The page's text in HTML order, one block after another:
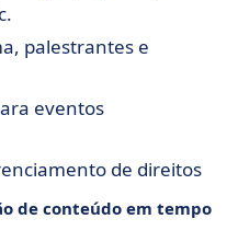
palestrantes e
eventos
de direitos
de conteúdo em tempo